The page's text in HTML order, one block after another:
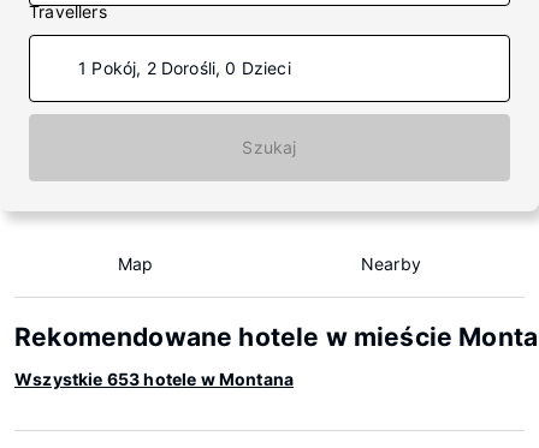
Travellers
1 Pokój, 2 Dorośli, 0 Dzieci
Szukaj
Map Nearby
Rekomendowane hotele w mieście
Wszystkie 653 hotele w Montana